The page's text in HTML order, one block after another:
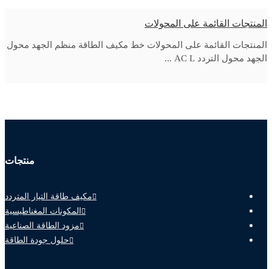
المنتجات القائمة على المحولات
المنتجات القائمة على المحولات خط مكيف الطاقة منظم الجهد محول
الجهد محول التردد AC L ...
منتجات
مكيف طاقة التيار المتردد
المكونات المغناطيسية
مزود الطاقة الصناعية
حلول جودة الطاقة